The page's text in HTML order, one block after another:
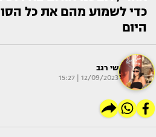
כדי לשמוע מהם את כל
היום
שי רגב
12/09/2023 | 15:27